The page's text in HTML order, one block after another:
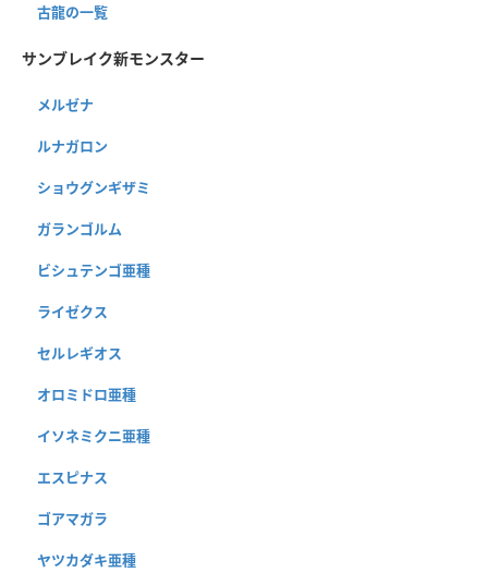
古龍の一覧
サンブレイク新モンスター
メルゼナ
ルナガロン
ショウグンギザミ
ガランゴルム
ビシュテンゴ亜種
ライゼクス
セルレギオス
オロミドロ亜種
イソネミクニ亜種
エスピナス
ゴアマガラ
ヤツカダキ亜種